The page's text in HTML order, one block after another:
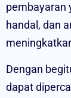
pembayaran
handal, dan
Dengan
dapat